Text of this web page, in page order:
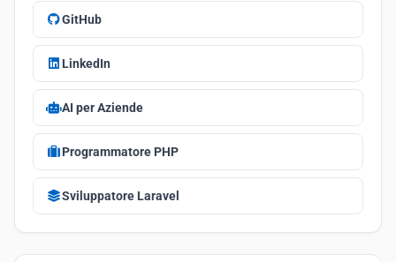
GitHub
LinkedIn
AI per Aziende
Programmatore PHP
Sviluppatore Laravel